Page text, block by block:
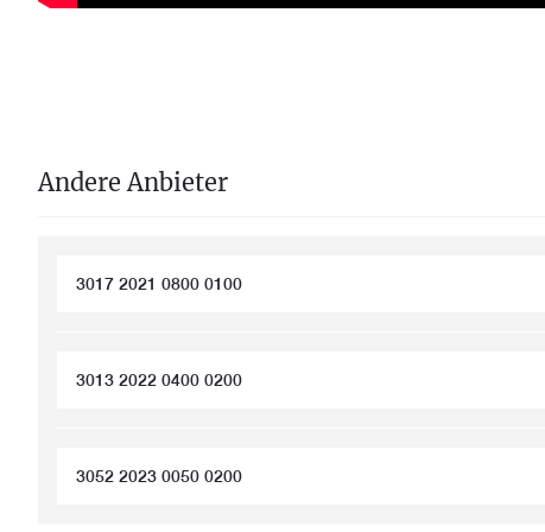
Andere Anbieter
3017 2021 0800 0100
3013 2022 0400 0200
3052 2023 0050 0200